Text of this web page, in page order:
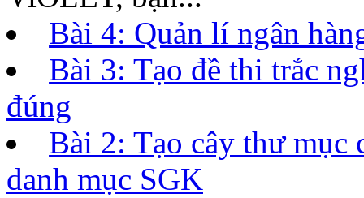
Bài 4: Quản lí ngân
Bài 3: Tạo đề thi trắc
đúng
Bài 2: Tạo cây thư mục
danh mục SGK